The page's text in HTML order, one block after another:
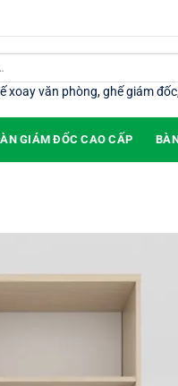
xoay văn phòng,ghế giám đốc
GIÁM ĐỐC CAO CẤP